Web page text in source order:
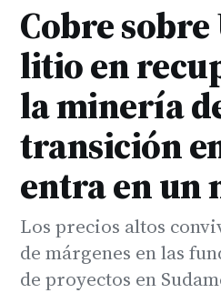
Cobre sobre
litio en
la minería
transición
entra en un
Los precios altos
de márgenes en las
de proyectos en